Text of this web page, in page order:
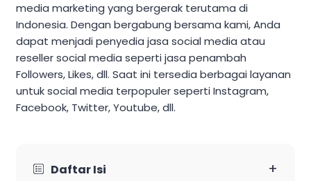
media marketing yang bergerak terutama di
Indonesia. Dengan bergabung bersama kami, Anda
dapat menjadi penyedia jasa social media atau
reseller social media seperti jasa penambah
Followers, Likes, dll. Saat ini tersedia berbagai layanan
untuk social media terpopuler seperti Instagram,
Facebook, Twitter, Youtube, dll.
Daftar Isi +